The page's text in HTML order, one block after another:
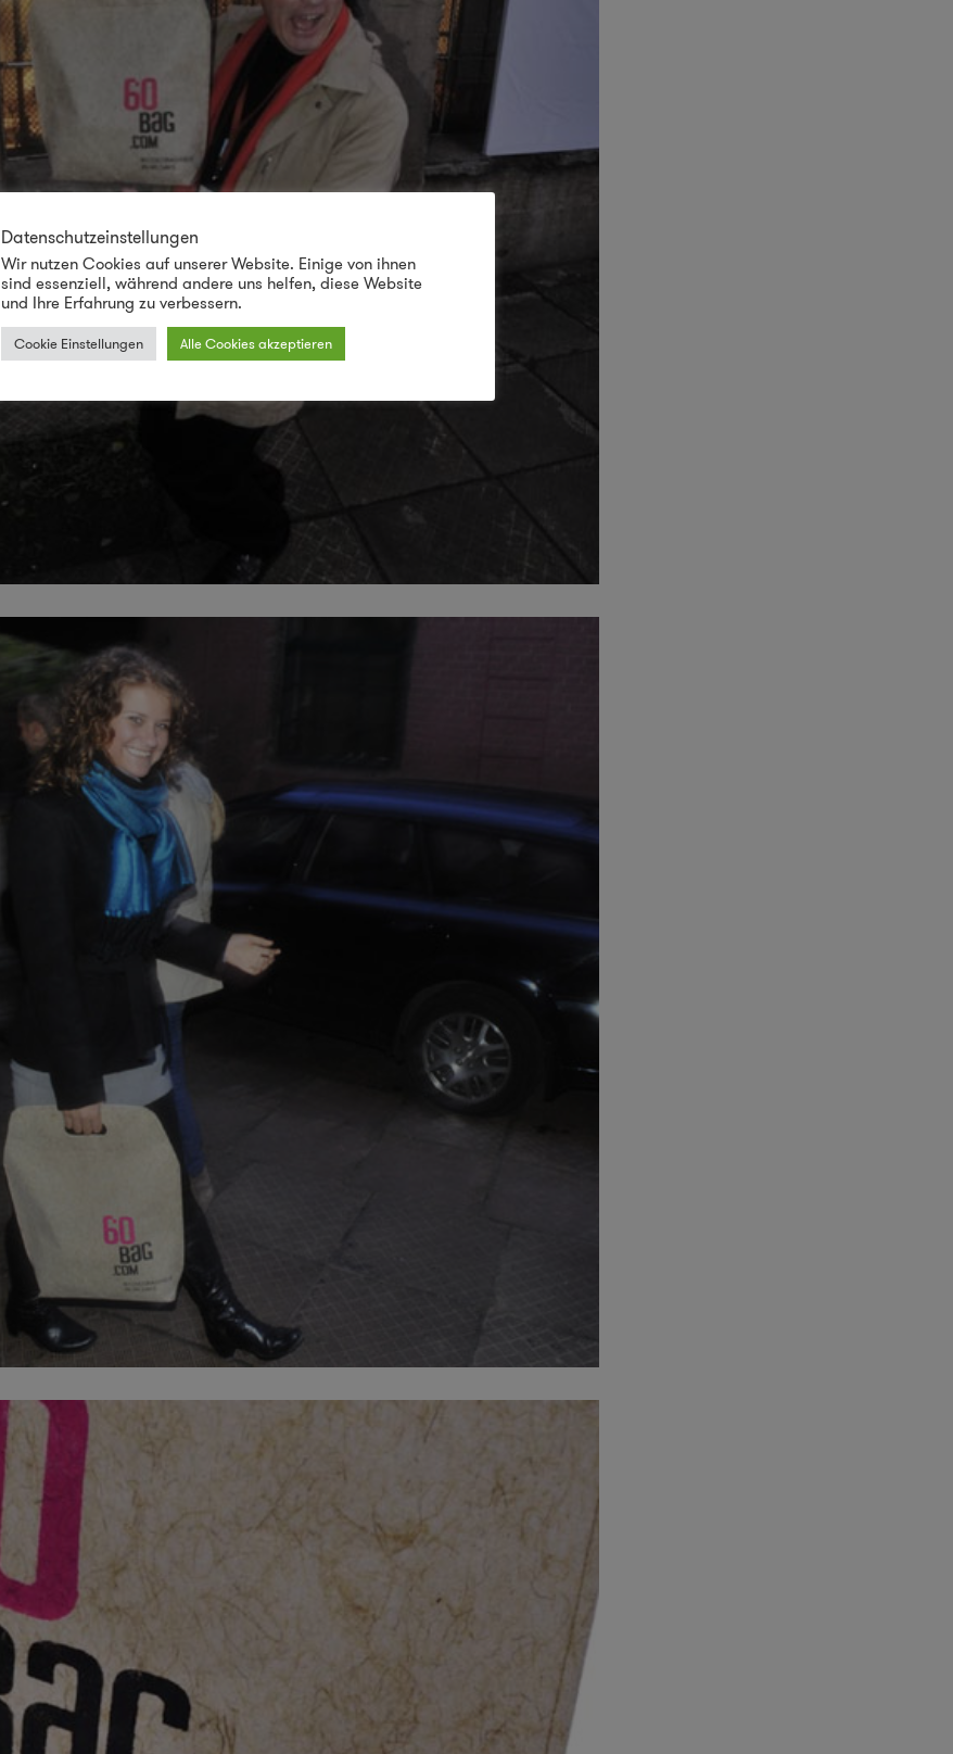
Datenschutzeinstellungen
Wir nutzen Cookies auf unserer Website. Einige von ihnen
sind essenziell, während andere uns helfen, diese Website
und Ihre Erfahrung zu verbessern.
Cookie Einstellungen Alle Cookies akzeptieren